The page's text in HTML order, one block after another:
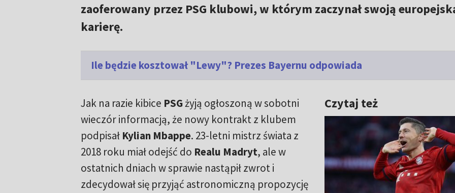
zaoferowany przez PSG klubowi, w którym zaczynał swoją
karierę.
Ile będzie kosztował "Lewy"? Prezes Bayernu odpowiada
Czytaj też
Jak na razie kibice PSGżyją ogłoszoną w sobotni
wieczór informacją, że nowy kontrakt z klubem
podpisał Kylian Mbappe. 23-letni mistrz świata z
2018 roku miał odejść do Realu Madryt, ale w
ostatnich dniach w sprawie nastąpił zwrot i
zdecydował się przyjąć astronomiczną propozycję